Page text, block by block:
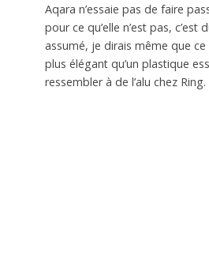
Aqara n’essaie pas de faire
pour ce qu’elle n’est pas, c’est
assumé, je dirais même que
plus élégant qu’un plastique
ressembler à de l’alu chez Ring.